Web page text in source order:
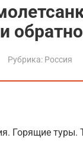
обратно
Рубрика: Россия
Горящие туры.